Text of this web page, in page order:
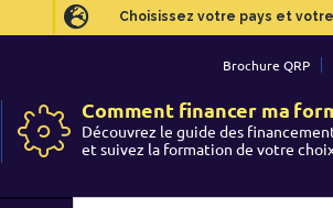
Choisissez votre pays et
Brochure QRP
Comment financer ma
Découvrez le guide des
et suivez la formation de votre
Choisissez votre pays et
Brochure QRP
Comment financer ma
Découvrez le guide des
et suivez la formation de votre